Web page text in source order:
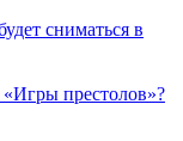
сниматься в
престолов»?